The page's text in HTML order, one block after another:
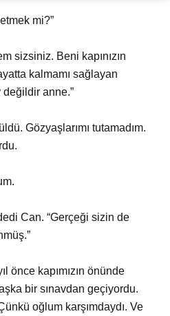
mi?”
sizsiniz. Beni kapınızın
kalmamı sağlayan
anne.”
Gözyaşlarımı tutamadım.
Can. “Gerçeği sizin de
önce kapımızın önünde
bir sınavdan geçiyordu.
oğlum karşımdaydı. Ve